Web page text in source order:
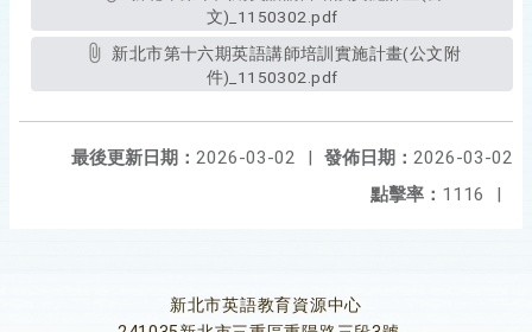
文)_1150302.pdf
件)_1150302.pdf
發佈日期： 2026-03-02
最後更新日期： 2026-03-02
|
點擊率： 1116 |
新北市英語教育資源中心